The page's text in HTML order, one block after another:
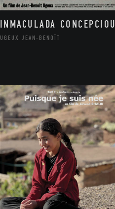
INMACULADA CONCEPCIOU
UGEUX JEAN-BENOÎT